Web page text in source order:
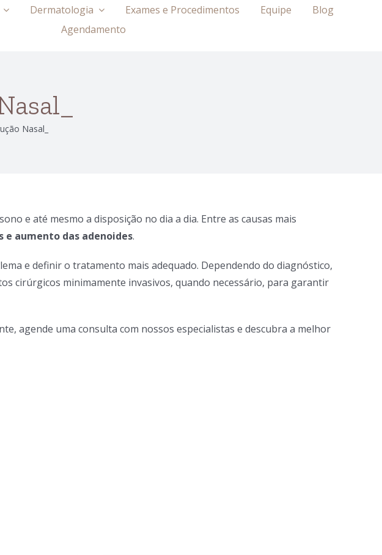
Dermatologia Exames e Procedimentos Equipe
Blog
Agendamento
Nasal_
e até mesmo a disposição no dia a dia. Entre as causas mais
e aumento das adenoides.
e definir o tratamento mais adequado. Dependendo do diagnóstico,
cirúrgicos minimamente invasivos, quando necessário, para garantir
agende uma consulta com nossos especialistas e descubra a melhor